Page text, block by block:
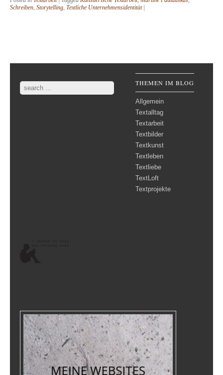
Schreiben Storytelling Textliche Unternehmensidentität |
Post navigation
Search THEMEN IM BLOG
Allgemein
Textalltag
Textarbeit
Textbilder
Textkunst
Textleben
Textliebe
TextLoft
Textprojekte